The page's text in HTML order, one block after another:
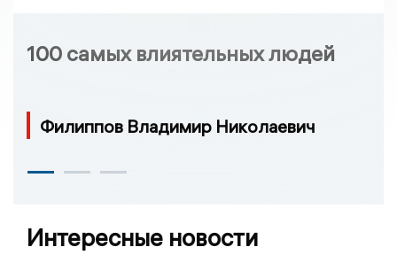
100 самых влиятельных людей
Филиппов Владимир Николаевич
Интересные новости